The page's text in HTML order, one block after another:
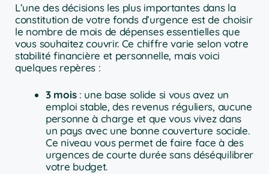
L’une des décisions les plus importantes dans la
constitution de votre fonds d’urgence est de choisir
le nombre de mois de dépenses essentielles que
vous souhaitez couvrir. Ce chiffre varie selon votre
stabilité financière et personnelle, mais voici
quelques repères :
3 mois: une base solide si vous avez un
emploi stable, des revenus réguliers, aucune
personne à charge et que vous vivez dans
un pays avec une bonne couverture sociale.
Ce niveau vous permet de faire face à des
urgences de courte durée sans déséquilibrer
votre budget.